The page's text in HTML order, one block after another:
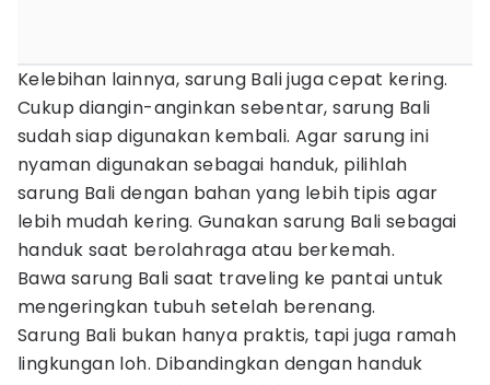
Kelebihan lainnya, sarung Bali juga cepat kering.
Cukup diangin-anginkan sebentar, sarung Bali
sudah siap digunakan kembali. Agar sarung ini
nyaman digunakan sebagai handuk, pilihlah
sarung Bali dengan bahan yang lebih tipis agar
lebih mudah kering. Gunakan sarung Bali sebagai
handuk saat berolahraga atau berkemah.
Bawa sarung Bali saat traveling ke pantai untuk
mengeringkan tubuh setelah berenang.
Sarung Bali bukan hanya praktis, tapi juga ramah
lingkungan loh. Dibandingkan dengan handuk